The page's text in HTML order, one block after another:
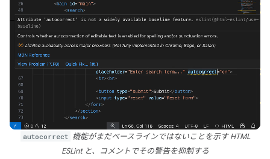
autocorrect 機能がまだベースラインではないことを示す HTML
ESLint と、コメントでその警告を抑制する